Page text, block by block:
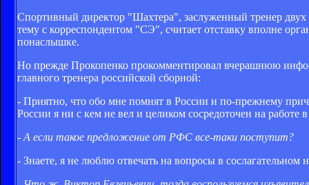
Спортивный директор "Шахтера", заслуженный тренер
тему с корреспондентом "СЭ", считает отставку вполне
понаслышке.
Но прежде Прокопенко прокомментировал вчерашнюю
главного тренера российской сборной:
- Приятно, что обо мне помнят в России и по-прежнему
России я ни с кем не вел и целиком сосредоточен на работе
- А если такое предложение от РФС все-таки поступит?
- Знаете, я не люблю отвечать на вопросы в сослагательном